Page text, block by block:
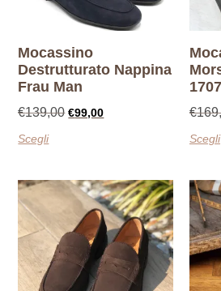
Mocassino
Destrutturato Nappina
Frau Man
€139,00 €99,00
Scegli
1707
€
Scegli